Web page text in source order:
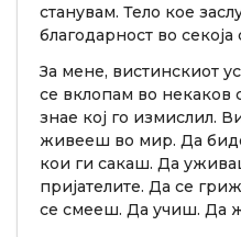
станувам. Тело кое
благодарност во секоја
За мене, вистинскиот
се вклопам во некаков
знае кој го измислил.
живееш во мир. Да
кои ги сакаш. Да
пријателите. Да се
се смееш. Да учиш. Да